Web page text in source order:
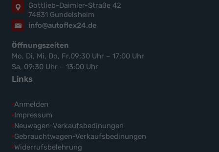
Gottlieb-Daimler-Straße 42
74831 Gundelsheim
info@autoflex24.de
Öffnungszeiten
Mo, Di, Mi, Do, Fr,09:30 Uhr – 17:00 Uhr
Sa, 09:30 Uhr – 13:00 Uhr
Links
Anmelden
Impressum
Neuwagen-Verkaufsbedinungen
Gebrauchtwagen-Verkaufsbedinungen
Widerrufsbelehrung